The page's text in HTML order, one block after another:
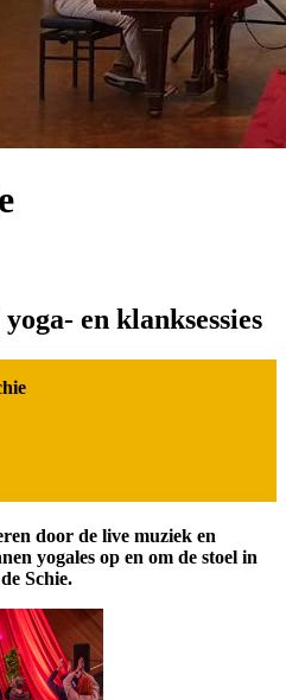
en klanksessies
door de live muziek en
yogales op en om de stoel in
Schie.